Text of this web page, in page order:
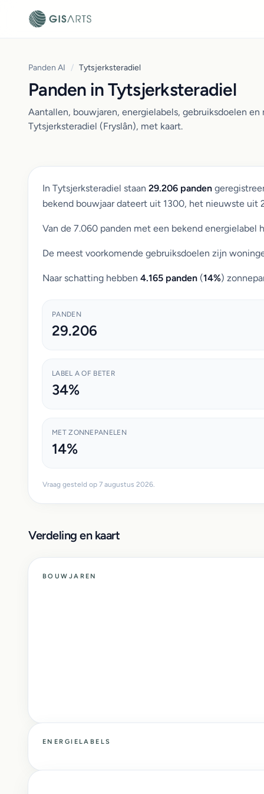
Panden AI / Tytsjerksteradiel
Panden in Tytsjerksteradiel
Aantallen, bouwjaren, energielabels, gebruiksdoelen
Tytsjerksteradiel (Fryslân), met kaart.
In Tytsjerksteradiel staan 29.206 panden
bekend bouwjaar dateert uit 1300, het nieuwste uit
Van de 7.060 panden met een bekend energielabel
De meest voorkomende gebruiksdoelen zijn
Naar schatting hebben 4.165 panden (14%)
PANDEN
29.206
LABEL A OF BETER
34%
MET ZONNEPANELEN
14%
Vraag gesteld op 7 augustus 2026.
Verdeling en kaart
BOUWJAREN
ENERGIELABELS